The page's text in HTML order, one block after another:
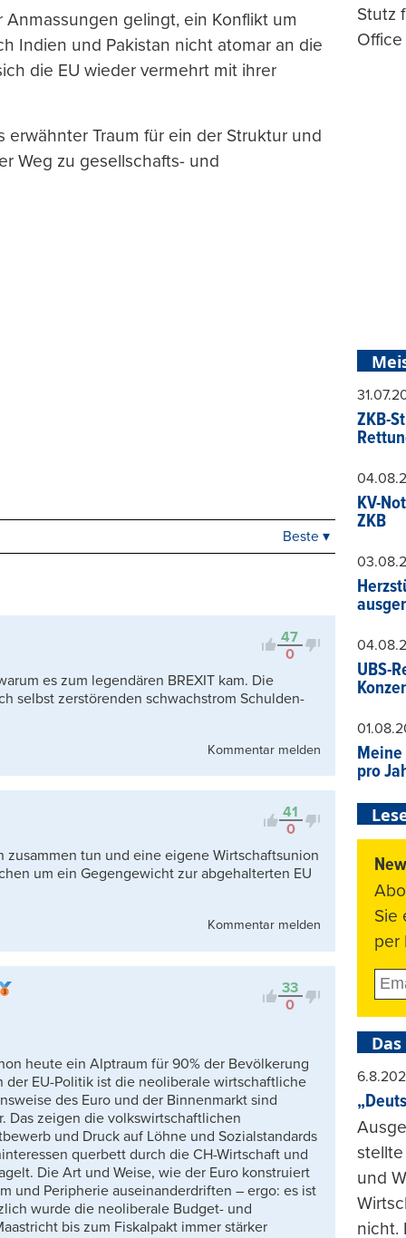
gelingt, ein Konflikt um
Indien und Pakistan nicht atomar an die
die EU wieder vermehrt mit ihrer
Traum für ein der Struktur und
Weg zu gesellschafts- und
Kontrovers
Beste ▾
47
0
es zum legendären BREXIT kam. Die
selbst zerstörenden schwachstrom Schulden-
Kommentar melden
41
0
tun und eine eigene Wirtschaftsunion
um ein Gegengewicht zur abgehalterten EU
Kommentar melden
33
0
heute ein Alptraum für 90% der Bevölkerung
der EU-Politik ist die neoliberale wirtschaftliche
des Euro und der Binnenmarkt sind
Das zeigen die volkswirtschaftlichen
und Druck auf Löhne und Sozialstandards
querbett durch die CH-Wirtschaft und
Die Art und Weise, wie der Euro konstruiert
und Peripherie auseinanderdriften – ergo: es ist
wurde die neoliberale Budget- und
bis zum Fiskalpakt immer stärker
Stutz
ZKB-
KV-
ZKB
UBS-
pro
Sie
per
und
nicht.